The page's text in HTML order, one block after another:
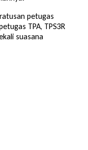
petugas
TPA, TPS3R
suasana